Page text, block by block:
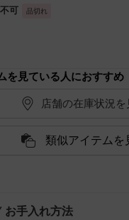
可 品切れ
を見ている人におすすめ
店舗の在庫状況を
類似アイテムを
手入れ方法